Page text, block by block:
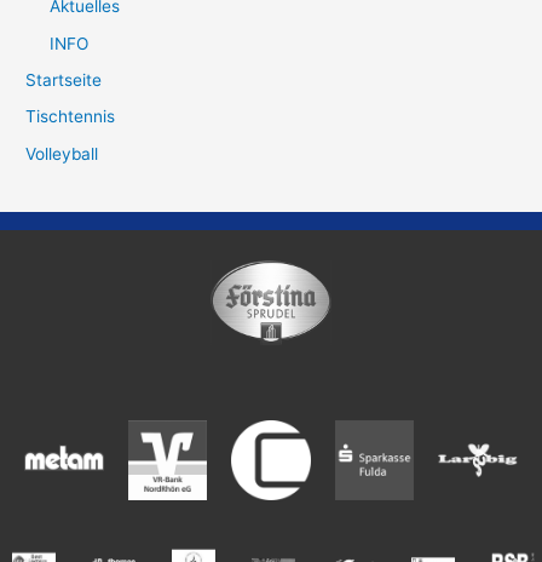
Aktuelles
INFO
Startseite
Tischtennis
Volleyball